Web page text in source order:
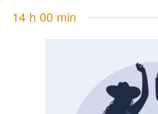
14 h 00 min